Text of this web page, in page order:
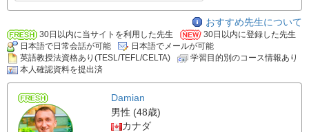
おすすめ先生について
30日以内に当サイトを利用した先生
30日以内に登録した先生
日本語で日常会話が可能
日本語でメールが可能
英語教授法資格あり(TESL/TEFL/CELTA)
学習目的別のコース情報あり
本人確認資料を提出済
Damian
男性 (48歳)
カナダ